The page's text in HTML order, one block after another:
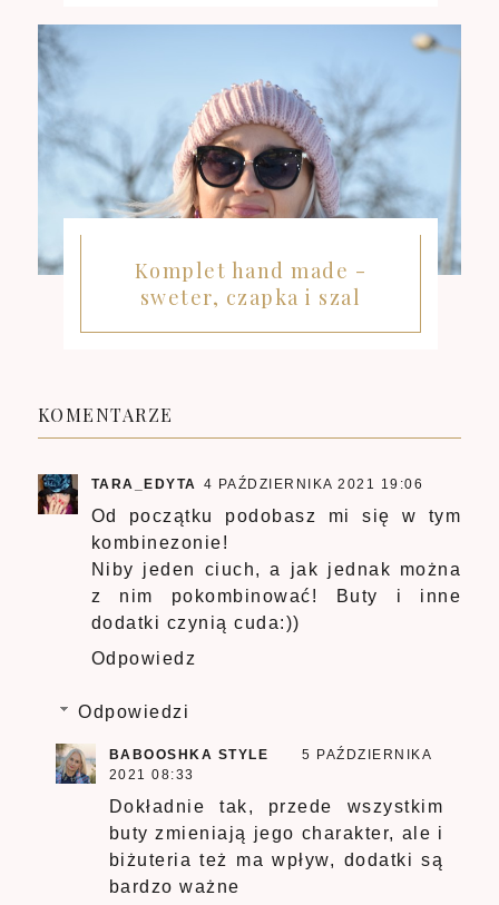
Komplet hand made -
sweter, czapka i szal
KOMENTARZE
TARA_EDYTA 4 PAŹDZIERNIKA 2021 19:06
Od początku podobasz mi się w tym
kombinezonie!
Niby jeden ciuch, a jak jednak można
z nim pokombinować! Buty i inne
dodatki czynią cuda:))
Odpowiedz
Odpowiedzi
BABOOSHKA STYLE
5 PAŹDZIERNIKA
2021 08:33
Dokładnie tak, przede wszystkim
buty zmieniają jego charakter, ale i
biżuteria też ma wpływ, dodatki są
bardzo ważne